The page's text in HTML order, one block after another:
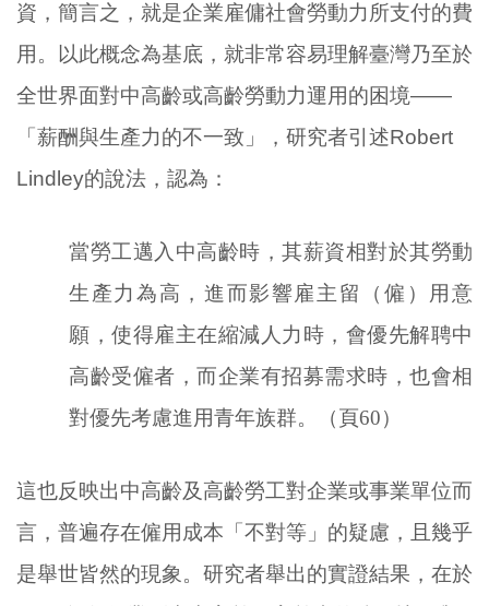
資，簡言之，就是企業雇傭社會勞動力所支付的費
用。以此概念為基底，就非常容易理解臺灣乃至於
全世界面對中高齡或高齡勞動力運用的困境——
「薪酬與生產力的不一致」，研究者引述Robert
Lindley的說法，認為：
當勞工邁入中高齡時，其薪資相對於其勞動
生產力為高，進而影響雇主留（僱）用意
願，使得雇主在縮減人力時，會優先解聘中
高齡受僱者，而企業有招募需求時，也會相
對優先考慮進用青年族群。（頁60）
這也反映出中高齡及高齡勞工對企業或事業單位而
言，普遍存在僱用成本「不對等」的疑慮，且幾乎
是舉世皆然的現象。研究者舉出的實證結果，在於